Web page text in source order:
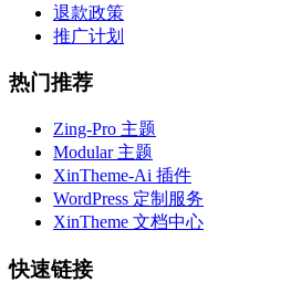
退款政策
推广计划
热门推荐
Zing-Pro 主题
Modular 主题
XinTheme-Ai 插件
WordPress 定制服务
XinTheme 文档中心
快速链接